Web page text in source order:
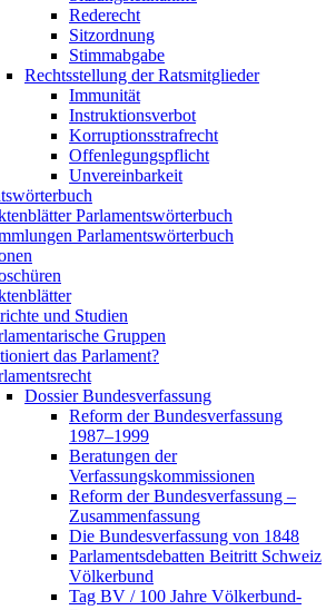
Rederecht
Sitzordnung
Stimmabgabe
Rechtsstellung der Ratsmitglieder
Immunität
Instruktionsverbot
Korruptionsstrafrecht
Offenlegungspflicht
Unvereinbarkeit
Parlamentswörterbuch
Parlamentswörterbuch
und Studien
Gruppen
das Parlament?
Dossier Bundesverfassung
Reform der Bundesverfassung
1987–1999
Beratungen der
Verfassungskommissionen
Reform der Bundesverfassung –
Zusammenfassung
Die Bundesverfassung von 1848
Parlamentsdebatten Beitritt Schweiz
Völkerbund
Tag BV / 100 Jahre Völkerbund-